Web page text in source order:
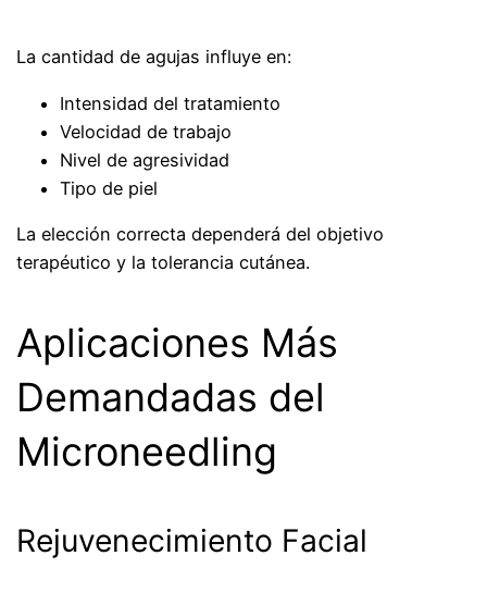
La cantidad de agujas influye en:
Intensidad del tratamiento
Velocidad de trabajo
Nivel de agresividad
Tipo de piel
La elección correcta dependerá del objetivo
terapéutico y la tolerancia cutánea.
Aplicaciones Más
Demandadas del
Microneedling
Rejuvenecimiento Facial